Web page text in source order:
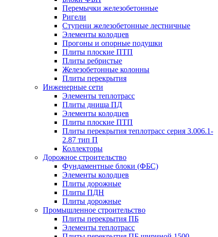
Перемычки железобетонные
Ригели
Ступени железобетонные лестничные
Элементы колодцев
Прогоны и опорные подушки
Плиты плоские ПТП
Плиты ребристые
Железобетонные колонны
Плиты перекрытия
Инженерные сети
Элементы теплотрасс
Плиты днища ПД
Элементы колодцев
Плиты плоские ПТП
Плиты перекрытия теплотрасс серия 3.006.1-
2.87 тип П
Коллекторы
Дорожное строительство
Фундаментные блоки (ФБС)
Элементы колодцев
Плиты дорожные
Плиты ПДН
Плиты дорожные
Промышленное строительство
Плиты перекрытия ПБ
Элементы теплотрасс